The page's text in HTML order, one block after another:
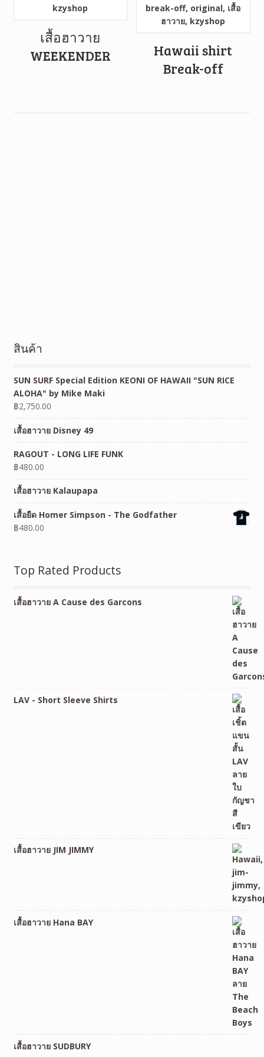
เสื้อฮาวาย
WEEKENDER
Hawaii shirt
Break-off
สินค้า
SUN SURF Special Edition KEONI OF HAWAII "SUN RICE
ALOHA" by Mike Maki
฿2,750.00
เสื้อฮาวาย Disney 49
RAGOUT - LONG LIFE FUNK
฿480.00
เสื้อฮาวาย Kalaupapa
เสื้อยืด Homer Simpson - The Godfather
฿480.00
Top Rated Products
เสื้อฮาวาย A Cause des Garcons
LAV - Short Sleeve Shirts
เสื้อฮาวาย JIM JIMMY
เสื้อฮาวาย Hana BAY
เสื้อฮาวาย SUDBURY